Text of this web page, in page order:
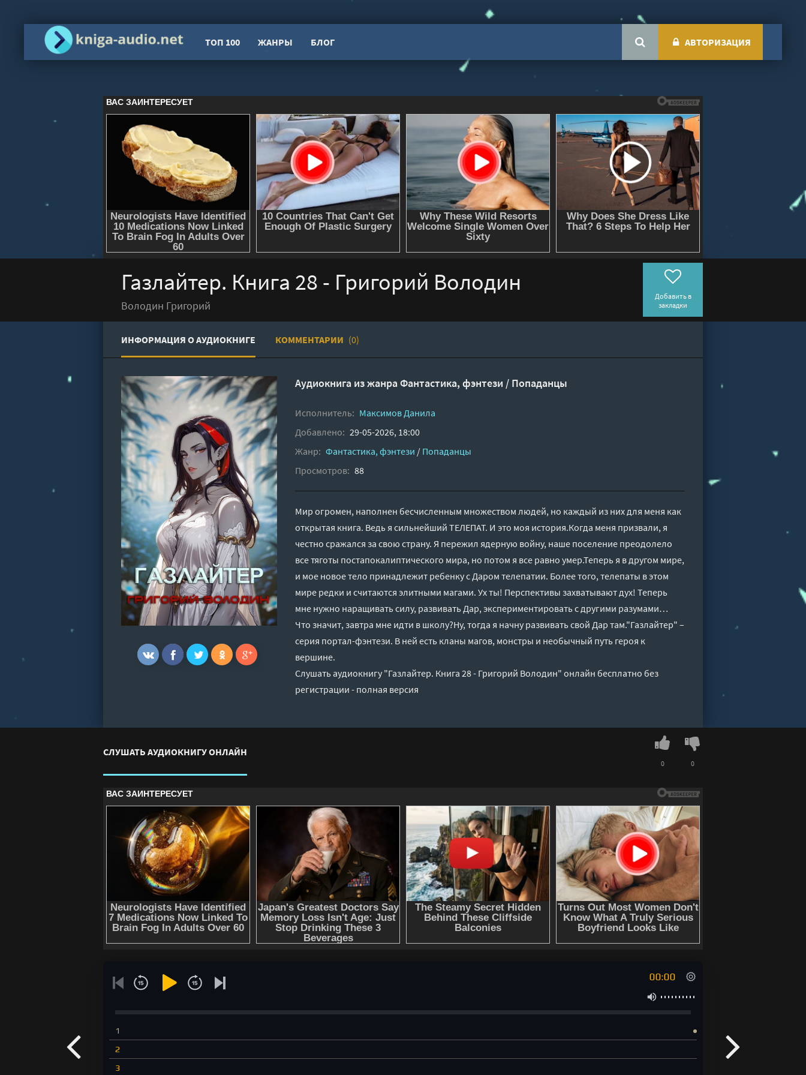
ТОП 100 ЖАНРЫ БЛОГ АВТОРИЗАЦИЯ
Газлайтер. Книга 28 - Григорий Володин
Володин Григорий
Добавить в
закладки
ИНФОРМАЦИЯ О АУДИОКНИГЕ КОММЕНТАРИИ (0)
Аудиокнига из жанраФантастика, фэнтези / Попаданцы
Исполнитель: Максимов Данила
Добавлено: 29-05-2026, 18:00
Жанр: Фантастика, фэнтези / Попаданцы
Просмотров: 88
Мир огромен, наполнен бесчисленным множеством людей, но каждый из них для меня как
открытая книга. Ведь я сильнейший ТЕЛЕПАТ. И это моя история.Когда меня призвали, я
честно сражался за свою страну. Я пережил ядерную войну, наше поселение преодолело
все тяготы постапокалиптического мира, но потом я все равно умер.Теперь я в другом мире,
и мое новое тело принадлежит ребенку с Даром телепатии. Более того, телепаты в этом
мире редки и считаются элитными магами. Ух ты! Перспективы захватывают дух! Теперь
мне нужно наращивать силу, развивать Дар, экспериментировать с другими разумами…
Что значит, завтра мне идти в школу?Ну, тогда я начну развивать свой Дар там."Газлайтер" –
серия портал-фэнтези. В ней есть кланы магов, монстры и необычный путь героя к
вершине.
Слушать аудиокнигу "Газлайтер. Книга 28 - Григорий Володин" онлайн бесплатно без
регистрации - полная версия
СЛУШАТЬ АУДИОКНИГУ ОНЛАЙН
0 0
00:00
1
2
3